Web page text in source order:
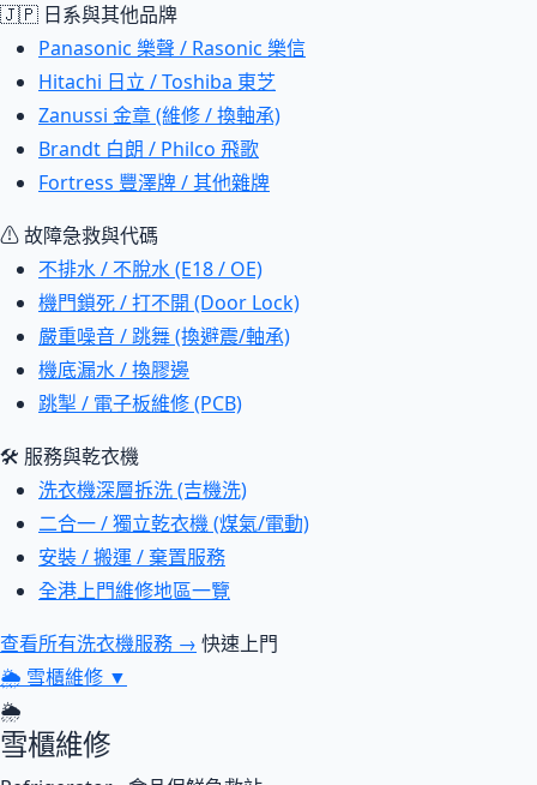
🇯🇵 日系與其他品牌
Panasonic 樂聲 / Rasonic 樂信
Hitachi 日立 / Toshiba 東芝
Zanussi 金章 (維修 / 換軸承)
Brandt 白朗 / Philco 飛歌
Fortress 豐澤牌 / 其他雜牌
⚠ 故障急救與代碼
不排水 / 不脫水 (E18 / OE)
機門鎖死 / 打不開 (Door Lock)
嚴重噪音 / 跳舞 (換避震/軸承)
機底漏水 / 換膠邊
跳掣 / 電子板維修 (PCB)
🛠 服務與乾衣機
洗衣機深層拆洗 (吉機洗)
二合一 / 獨立乾衣機 (煤氣/電動)
安裝 / 搬運 / 棄置服務
全港上門維修地區一覽
查看所有洗衣機服務 → 快速上門
🌦 雪櫃維修 ▼
🌦
雪櫃維修